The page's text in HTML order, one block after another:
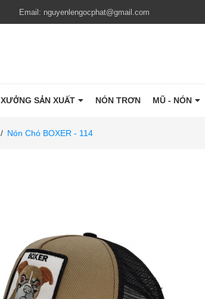
Email: nguyenlengocphat@gmail.com
XƯỞNG SẢN XUẤT NÓN TRƠN MŨ - NÓN
/ Nón Chó BOXER - 114